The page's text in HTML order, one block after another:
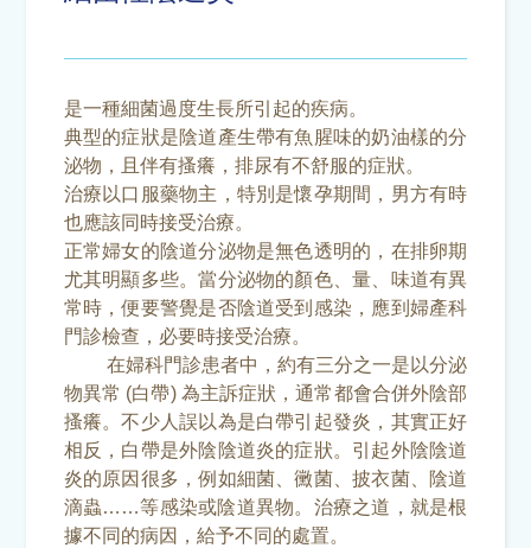
是一種細菌過度生長所引起的疾病。
典型的症狀是陰道產生帶有魚腥味的奶油樣的分
泌物，且伴有搔癢，排尿有不舒服的症狀。
治療以口服藥物主，特別是懷孕期間，男方有時
也應該同時接受治療。
正常婦女的陰道分泌物是無色透明的，在排卵期
尤其明顯多些。當分泌物的顏色、量、味道有異
常時，便要警覺是否陰道受到感染，應到婦產科
門診檢查，必要時接受治療。
在婦科門診患者中，約有三分之一是以分泌
物異常 (白帶) 為主訴症狀，通常都會合併外陰部
搔癢。不少人誤以為是白帶引起發炎，其實正好
相反，白帶是外陰陰道炎的症狀。引起外陰陰道
炎的原因很多，例如細菌、黴菌、披衣菌、陰道
滴蟲……等感染或陰道異物。治療之道，就是根
據不同的病因，給予不同的處置。